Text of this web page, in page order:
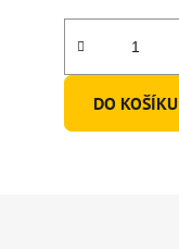
DO KOŠÍKU